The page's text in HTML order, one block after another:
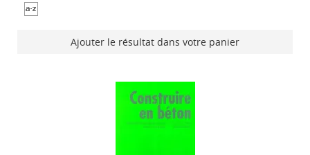
Ajouter le résultat dans votre panier